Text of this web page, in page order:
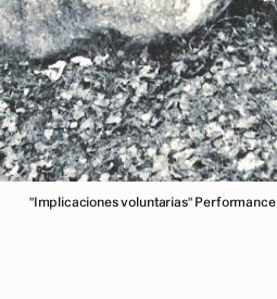
"Implicaciones voluntarias" Performance